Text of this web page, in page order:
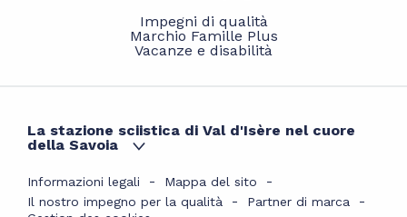
Impegni di qualità
Marchio Famille Plus
Vacanze e disabilità
La stazione sciistica di Val d'Isère nel cuore
della Savoia
Informazioni legali
Mappa del sito
Il nostro impegno per la qualità
Partner di marca